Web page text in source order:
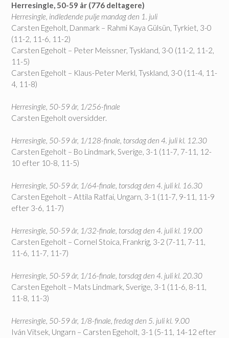
Herresingle, 50-59 år (776 deltagere)
Herresingle, indledende pulje mandag den 1. juli
Carsten Egeholt, Danmark – Rahmi Kaya Gülsün, Tyrkiet, 3-0
(11-2, 11-6, 11-2)
Carsten Egeholt – Peter Meissner, Tyskland, 3-0 (11-2, 11-2,
11-5)
Carsten Egeholt – Klaus-Peter Merkl, Tyskland, 3-0 (11-4, 11-
4, 11-8)
Herresingle, 50-59 år, 1/256-finale
Carsten Egeholt oversidder.
Herresingle, 50-59 år, 1/128-finale, torsdag den 4. juli kl. 12.30
Carsten Egeholt – Bo Lindmark, Sverige, 3-1 (11-7, 7-11, 12-
10 efter 10-8, 11-5)
Herresingle, 50-59 år, 1/64-finale, torsdag den 4. juli kl. 16.30
Carsten Egeholt – Attila Ratfai, Ungarn, 3-1 (11-7, 9-11, 11-9
efter 3-6, 11-7)
Herresingle, 50-59 år, 1/32-finale, torsdag den 4. juli kl. 19.00
Carsten Egeholt – Cornel Stoica, Frankrig, 3-2 (7-11, 7-11,
11-6, 11-7, 11-7)
Herresingle, 50-59 år, 1/16-finale, torsdag den 4. juli kl. 20.30
Carsten Egeholt – Mats Lindmark, Sverige, 3-1 (11-6, 8-11,
11-8, 11-3)
Herresingle, 50-59 år, 1/8-finale, fredag den 5. juli kl. 9.00
Iván Vitsek, Ungarn – Carsten Egeholt, 3-1 (5-11, 14-12 efter